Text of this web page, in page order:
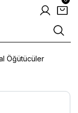
Öğütücüler